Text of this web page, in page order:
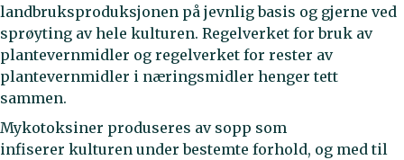
landbruksproduksjonen på jevnlig basis og gjerne ved
sprøyting av hele kulturen. Regelverket for bruk av
plantevernmidler og regelverket for rester av
plantevernmidler i næringsmidler henger tett
sammen.
Mykotoksiner produseres av sopp som
infiserer kulturen under bestemte forhold, og med til